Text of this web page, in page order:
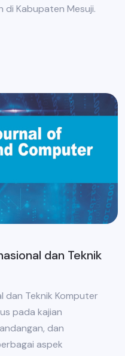
di Kabupaten Mesuji.
dan Teknik
dan Teknik Komputer
pada kajian
dan
aspek